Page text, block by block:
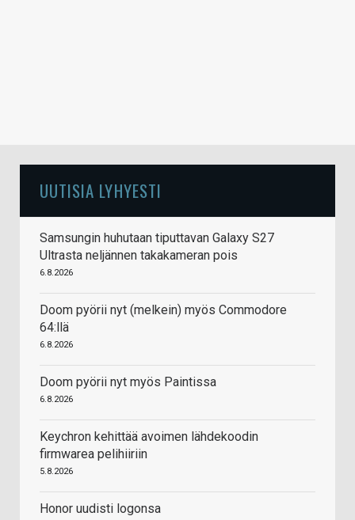
UUTISIA LYHYESTI
Samsungin huhutaan tiputtavan Galaxy S27
Ultrasta neljännen takakameran pois
6.8.2026
Doom pyörii nyt (melkein) myös Commodore
64:llä
6.8.2026
Doom pyörii nyt myös Paintissa
6.8.2026
Keychron kehittää avoimen lähdekoodin
firmwarea pelihiiriin
5.8.2026
Honor uudisti logonsa